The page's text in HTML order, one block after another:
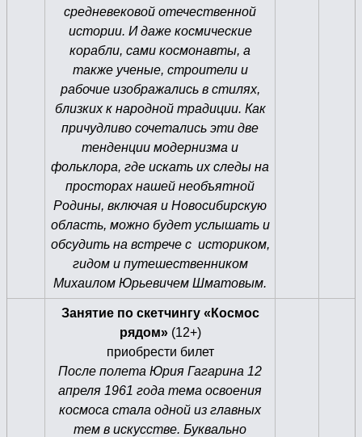
средневековой отечественной
истории. И даже космические
корабли, сами космонавты, а
также ученые, строители и
рабочие изображались в стилях,
близких к народной традиции. Как
причудливо сочетались эти две
тенденции модернизма и
фольклора, где искать их следы на
просторах нашей необъятной
Родины, включая и Новосибирскую
область, можно будет услышать и
обсудить на встрече с историком,
гидом и путешественником
Михаилом Юрьевичем Шматовым.
Занятие по скетчингу «Космос
рядом»(12+)
приобрести билет
После полета Юрия Гагарина 12
апреля 1961 года тема освоения
космоса стала одной из главных
тем в искусстве. Буквально